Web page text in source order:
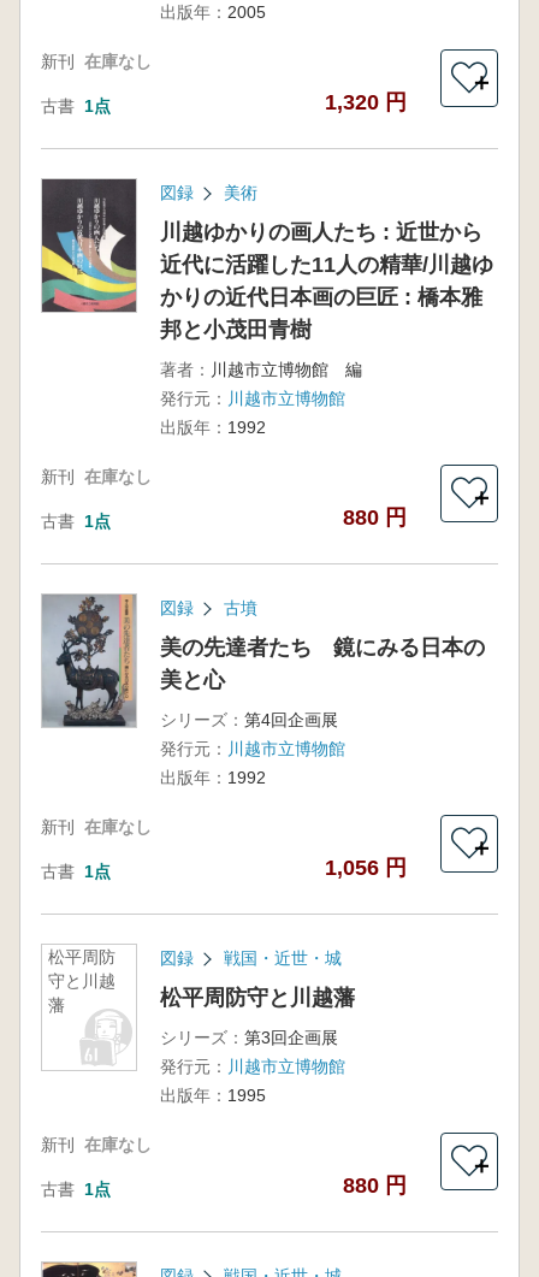
出版年： 2005
新刊 在庫なし
古書 1点 1,320 円
＋
図録 美術
川越ゆかりの画人たち : 近世から
近代に活躍した11人の精華/川越ゆ
かりの近代日本画の巨匠 : 橋本雅
邦と小茂田青樹
著者： 川越市立博物館 編
発行元： 川越市立博物館
出版年： 1992
新刊 在庫なし
古書 1点 880 円
＋
図録 古墳
美の先達者たち 鏡にみる日本の
美と心
シリーズ： 第4回企画展
発行元： 川越市立博物館
出版年： 1992
新刊 在庫なし
古書 1点 1,056 円
＋
松平周防
守と川越
藩
図録 戦国・近世・城
松平周防守と川越藩
シリーズ： 第3回企画展
発行元： 川越市立博物館
出版年： 1995
新刊 在庫なし
古書 1点 880 円
＋